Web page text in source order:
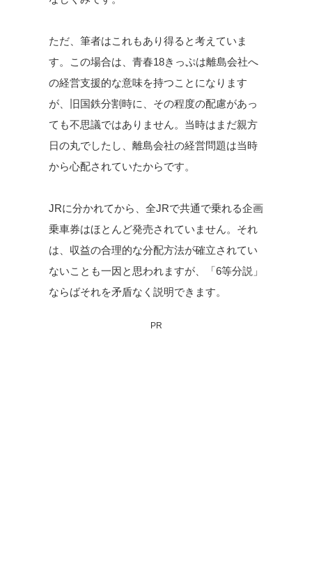
ただ、筆者はこれもあり得ると考えていま
す。この場合は、青春18きっぷは離島会社へ
の経営支援的な意味を持つことになります
が、旧国鉄分割時に、その程度の配慮があっ
ても不思議ではありません。当時はまだ親方
日の丸でしたし、離島会社の経営問題は当時
から心配されていたからです。
JRに分かれてから、全JRで共通で乗れる企画
乗車券はほとんど発売されていません。それ
は、収益の合理的な分配方法が確立されてい
ないことも一因と思われますが、「6等分説」
ならばそれを矛盾なく説明できます。
PR